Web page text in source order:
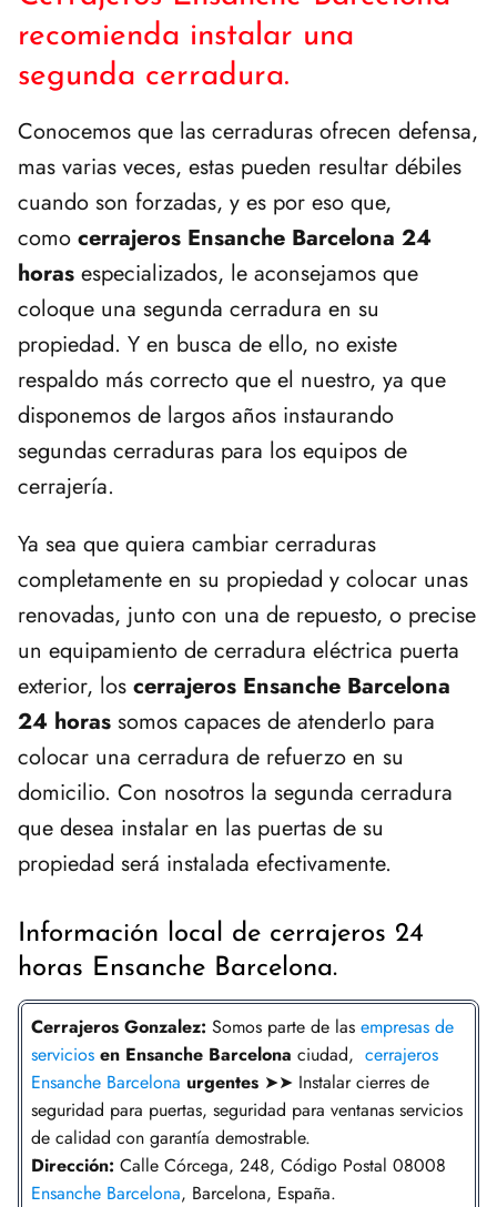
recomienda instalar una
segunda cerradura.
Conocemos que las cerraduras ofrecen defensa,
mas varias veces, estas pueden resultar débiles
cuando son forzadas, y es por eso que,
como cerrajeros Ensanche Barcelona 24
horas especializados, le aconsejamos que
coloque una segunda cerradura en su
propiedad. Y en busca de ello, no existe
respaldo más correcto que el nuestro, ya que
disponemos de largos años instaurando
segundas cerraduras para los equipos de
cerrajería.
Ya sea que quiera cambiar cerraduras
completamente en su propiedad y colocar unas
renovadas, junto con una de repuesto, o precise
un equipamiento de cerradura eléctrica puerta
exterior, los cerrajeros Ensanche Barcelona
24 horas somos capaces de atenderlo para
colocar una cerradura de refuerzo en su
domicilio. Con nosotros la segunda cerradura
que desea instalar en las puertas de su
propiedad será instalada efectivamente.
Información local de cerrajeros 24
horas Ensanche Barcelona.
Cerrajeros Gonzalez: Somos parte de las empresas de
servicios en Ensanche Barcelona ciudad, cerrajeros
Ensanche Barcelona urgentes ➤➤ Instalar cierres de
seguridad para puertas, seguridad para ventanas servicios
de calidad con garantía demostrable.
Dirección: Calle Córcega, 248, Código Postal 08008
Ensanche Barcelona, Barcelona, España.